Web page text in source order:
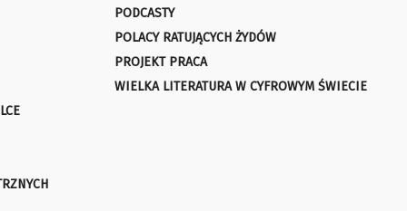
PODCASTY
POLACY RATUJĄCYCH ŻYDÓW
PROJEKT PRACA
WIELKA LITERATURA W CYFROWYM ŚWIECIE